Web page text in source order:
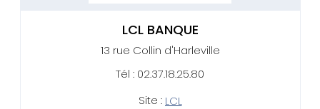
LCL BANQUE
13 rue Collin d'Harleville
Tél : 02.37.18.25.80
Site : LCL